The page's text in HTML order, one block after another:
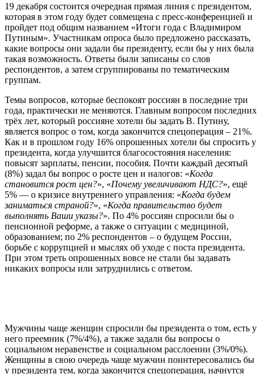
19 декабря состоится очередная прямая линия с президентом,
которая в этом году будет совмещена с пресс-конференцией и
пройдет под общим названием «Итоги года с Владимиром
Путиным». Участникам опроса было предложено рассказать,
какие вопросы они задали бы президенту, если бы у них была
такая возможность. Ответы были записаны со слов
респондентов, а затем сгруппированы по тематическим
группам.
Темы вопросов, которые беспокоят россиян в последние три
года, практически не меняются. Главным вопросом последних
трёх лет, который россияне хотели бы задать В. Путину,
является вопрос о том, когда закончится спецоперация – 21%.
Как и в прошлом году 16% опрошенных хотели бы спросить у
президента, когда улучшится благосостояния населения:
повысят зарплаты, пенсии, пособия. Почти каждый десятый
(8%) задал бы вопрос о росте цен и налогов: «Когда
становится рост цен?», «Почему увеличивают НДС?», ещё
5% — о кризисе внутреннего управления: «Когда будем
заниматься страной?», «Когда правительство будет
выполнять Ваши указы?». По 4% россиян спросили бы о
пенсионной реформе, а также о ситуации с медициной,
образованием; по 2% респондентов – о будущем России,
борьбе с коррупцией и мыслях об уходе с поста президента.
При этом треть опрошенных вовсе не стали бы задавать
никаких вопросы или затруднились с ответом.
Мужчины чаще женщин спросили бы президента о том, есть у
него преемник (7%/4%), а также задали бы вопросы о
социальном неравенстве и социальном расслоении (3%/0%).
Женщины в свою очередь чаще мужчин поинтересовались бы
у президента тем, когда закончится спецоперация, начнутся